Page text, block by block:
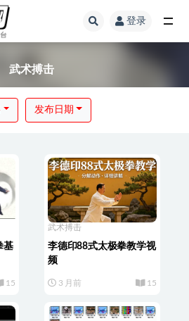
登录
武术搏击
发布日期
基
15
武术搏击
李德印88式太极拳教学视
频
3 月前 15